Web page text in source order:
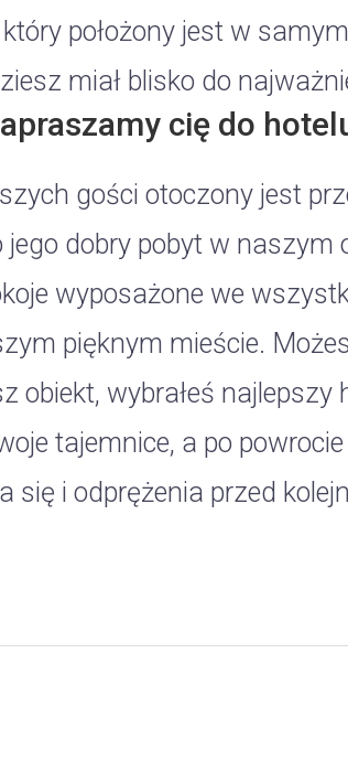
położony jest w
miał blisko do
cię do
gości otoczony jest
dobry pobyt w naszym
wyposażone we
pięknym mieście.
obiekt, wybrałeś najlepszy
tajemnice, a po
się i odprężenia przed